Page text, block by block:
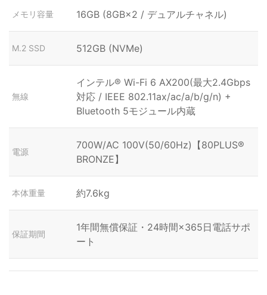
メモリ容量 16GB (8GB×2 / デュアルチャネル)
M.2 SSD 512GB (NVMe)
無線
インテル® Wi-Fi 6 AX200(最大2.4Gbps
対応 / IEEE 802.11ax/ac/a/b/g/n) +
Bluetooth 5モジュール内蔵
電源
700W/AC 100V(50/60Hz)【80PLUS®
BRONZE】
本体重量 約7.6kg
保証期間
1年間無償保証・24時間×365日電話サポ
ート